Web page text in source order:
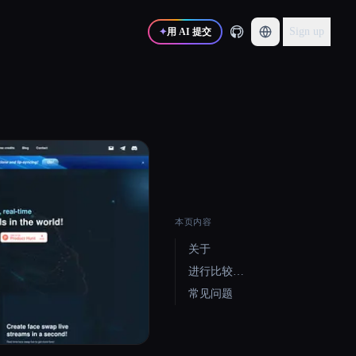
✦用 AI 提交 Sign up
本页内容
关于
进行比较…
常见问题